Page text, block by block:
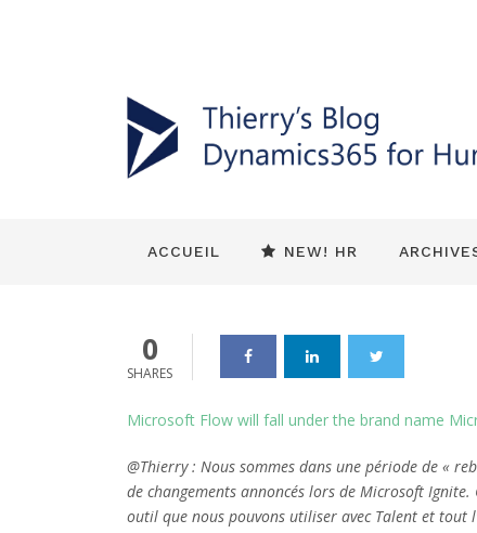
ACCUEIL NEW! HR
Microsoft
marque
0
SHARES
Microsoft Flow will fall under the brand name
@Thierry : Nous sommes dans une période de «
de changements annoncés lors de Microsoft
outil que nous pouvons utiliser avec Talent et tout